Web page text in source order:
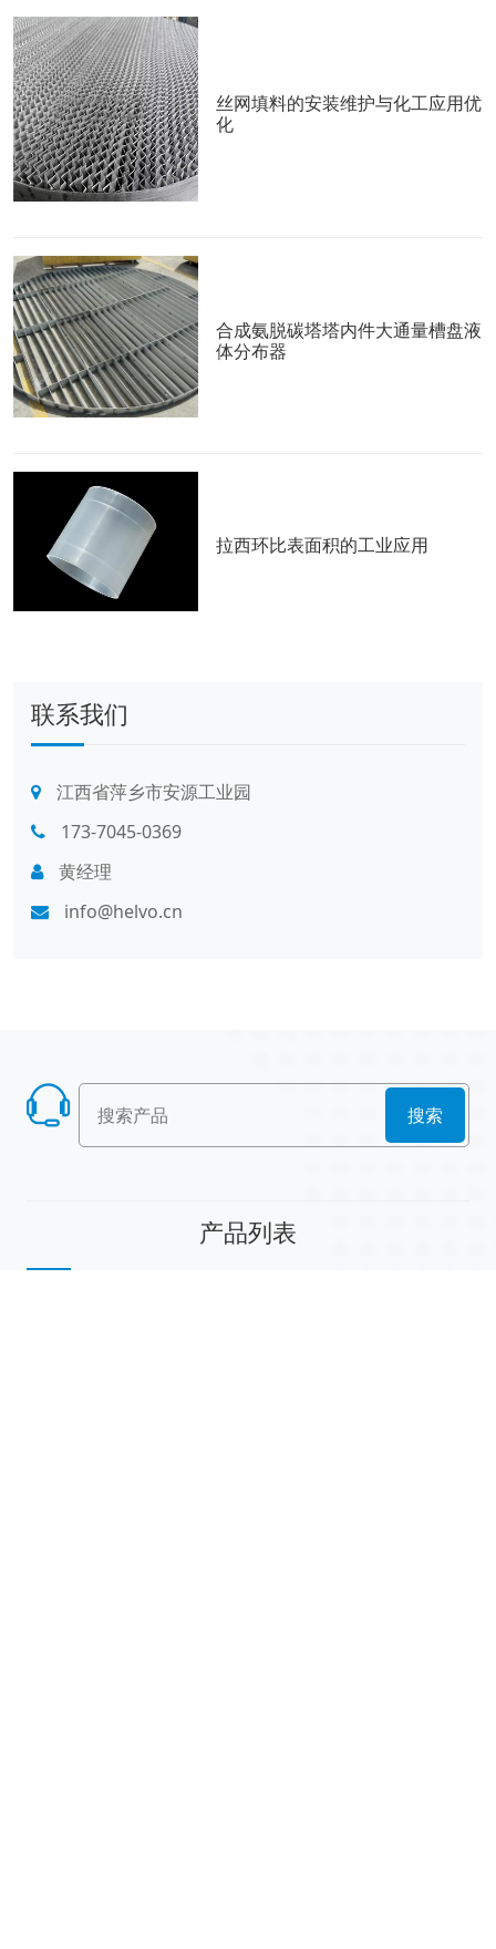
丝网填料的安装维护与化工应用优
化
合成氨脱碳塔塔内件大通量槽盘液
体分布器
拉西环比表面积的工业应用
联系我们
江西省萍乡市安源工业园
173-7045-0369
黄经理
info@helvo.cn
搜索
产品列表